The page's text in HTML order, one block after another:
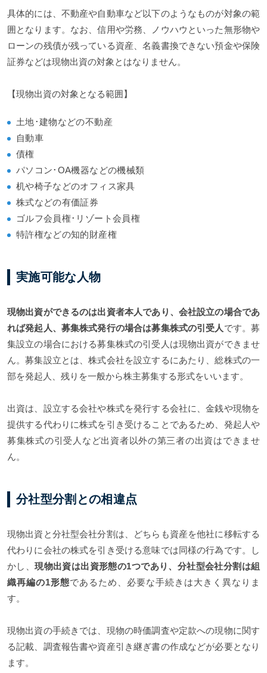
具体的には、不動産や自動車など以下のようなものが対象の範
囲となります。なお、信用や労務、ノウハウといった無形物や
ローンの残債が残っている資産、名義書換できない預金や保険
証券などは現物出資の対象とはなりません。
【現物出資の対象となる範囲】
土地･建物などの不動産
自動車
債権
パソコン･OA機器などの機械類
机や椅子などのオフィス家具
株式などの有価証券
ゴルフ会員権･リゾート会員権
特許権などの知的財産権
実施可能な人物
現物出資ができるのは出資者本人であり、 会社設立の場合であ
れば発起人、募集株式発行の場合は募集株式の引受人 です。募
集設立の場合における募集株式の引受人は現物出資ができませ
ん。募集設立とは、株式会社を設立するにあたり、総株式の一
部を発起人、残りを一般から株主募集する形式をいいます。
出資は、設立する会社や株式を発行する会社に、金銭や現物を
提供する代わりに株式を引き受けることであるため、発起人や
募集株式の引受人など出資者以外の第三者の出資はできませ
ん。
分社型分割との相違点
現物出資と分社型会社分割は、どちらも資産を他社に移転する
代わりに会社の株式を引き受ける意味では同様の行為です。し
かし、現物出資は出資形態の1つであり、分社型会社分割は組
織再編の1形態であるため、必要な手続きは大きく異なりま
す。
現物出資の手続きでは、現物の時価調査や定款への現物に関す
る記載、調査報告書や資産引き継ぎ書の作成などが必要となり
ます。